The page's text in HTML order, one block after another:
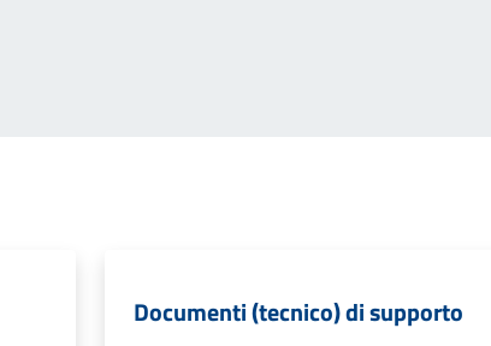
Documenti (tecnico) di supporto